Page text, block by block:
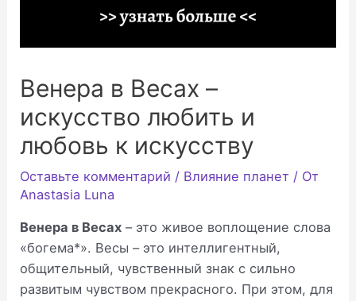
Венера в Весах –
искусство любить и
любовь к искусству
Оставьте комментарий / Влияние планет / От
Anastasia Luna
Венера в Весах – это живое воплощение слова
«богема*». Весы – это интеллигентный,
общительный, чувственный знак с сильно
развитым чувством прекрасного. При этом, для